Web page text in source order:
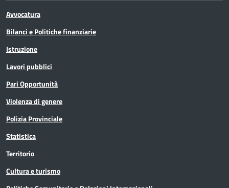
Avvocatura
Bilanci e Politiche finanziarie
Istruzione
Lavori pubblici
Pari Opportunità
Violenza di genere
Polizia Provinciale
Statistica
Territorio
Cultura e turismo